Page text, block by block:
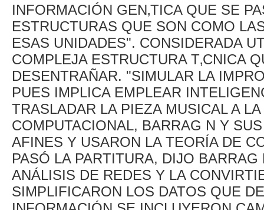
INFORMACIÓN GEN‚TICA QUE SE
ESTRUCTURAS QUE SON COMO
ESAS UNIDADES". CONSIDERADA
COMPLEJA ESTRUCTURA T‚CNICA
DESENTRAÑAR. "SIMULAR LA
PUES IMPLICA EMPLEAR
TRASLADAR LA PIEZA MUSICAL A
COMPUTACIONAL, BARRAG N Y
AFINES Y USARON LA TEORÍA DE
PASÓ LA PARTITURA, DIJO
ANÁLISIS DE REDES Y LA
SIMPLIFICARON LOS DATOS QUE